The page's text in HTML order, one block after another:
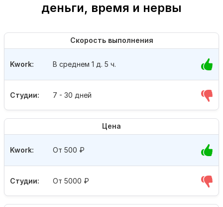
деньги, время и нервы
Скорость выполнения
Студии: 7 - 30 дней
Kwork: В среднем 1 д. 5 ч.
Цена
Студии: От 5000 ₽
Kwork: От 500 ₽